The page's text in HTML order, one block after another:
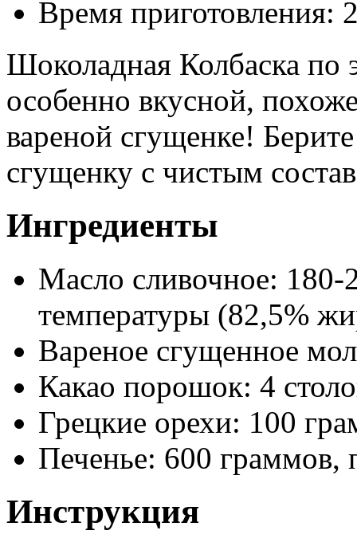
Время приготовления:
Шоколадная Колбаска по
особенно вкусной,
вареной сгущенке!
сгущенку с чистым
Ингредиенты
Масло сливочное: 180-
температуры (82,5%
Вареное сгущенное
Какао порошок: 4
Грецкие орехи: 100
Печенье: 600 граммов,
Инструкция